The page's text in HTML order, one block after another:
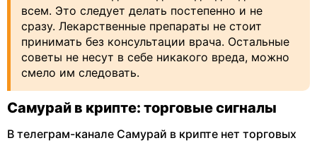
всем. Это следует делать постепенно и не
сразу. Лекарственные препараты не стоит
принимать без консультации врача. Остальные
советы не несут в себе никакого вреда, можно
смело им следовать.
Самурай в крипте: торговые сигналы
В телеграм-канале Самурай в крипте нет торговых